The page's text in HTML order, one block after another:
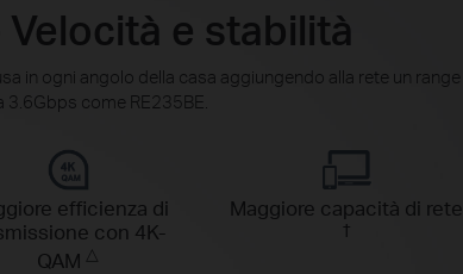
e stabilità
in ogni angolo della casa aggiungendo alla rete un range
3.6Gbps come RE235BE.
efficienza di
con 4K-
QAM △
Maggiore capacità di rete
†